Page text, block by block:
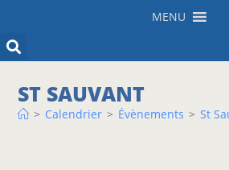
MENU
ST SAUVANT
> Calendrier > Évènements > St